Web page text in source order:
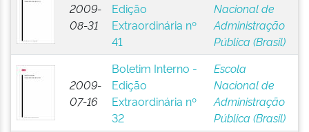
2009-
08-31
Edição
Extraordinária nº
41
Nacional de
Administração
Pública (Brasil)
2009-
07-16
Boletim Interno -
Edição
Extraordinária nº
32
Escola
Nacional de
Administração
Pública (Brasil)